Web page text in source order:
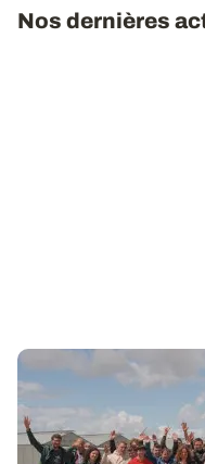
Nos dernières
🎬 Clap de Champs
placée sous le